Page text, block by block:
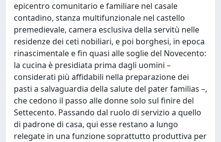
epicentro comunitario e familiare nel casale
contadino, stanza multifunzionale nel castello
premedievale, camera esclusiva della servitù nelle
residenze dei ceti nobiliari, e poi borghesi, in epoca
rinascimentale e fin quasi alle soglie del Novecento:
la cucina è presidiata prima dagli uomini –
considerati più affidabili nella preparazione dei
pasti a salvaguardia della salute del pater familias –,
che cedono il passo alle donne solo sul finire del
Settecento. Passando dal ruolo di servizio a quello
di padrone di casa, qui esse restano a lungo
relegate in una funzione soprattutto produttiva per